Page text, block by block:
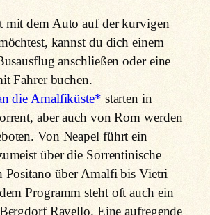
mit dem Auto auf der kurvigen
kannst du dich einem
anschließen oder eine
Fahrer buchen.
die Amalfiküste* starten in
aber auch von Rom werden
Von Neapel führt ein
über die Sorrentinische
Positano über Amalfi bis Vietri
Programm steht oft auch ein
Ravello. Eine aufregende